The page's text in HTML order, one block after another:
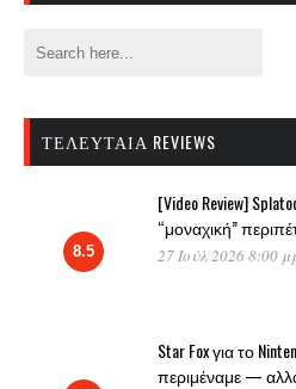
ΤΕΛΕΥΤΑΊΑ REVIEWS
8.5
[Video Review]
“μοναχική”
27 Ιούλ 2026 8:00
Star Fox για το
περιμέναμε —